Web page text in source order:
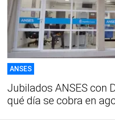
ANSES
Jubilados ANSES con
qué día se cobra en